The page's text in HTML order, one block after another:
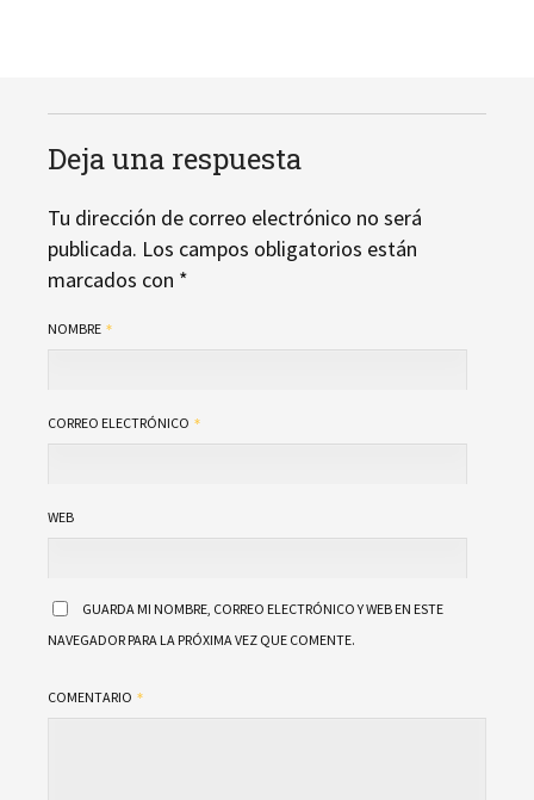
Deja una respuesta
Tu dirección de correo electrónico no será
publicada. Los campos obligatorios están
marcados con *
NOMBRE
CORREO ELECTRÓNICO
WEB
GUARDA MI NOMBRE, CORREO ELECTRÓNICO Y WEB EN ESTE
NAVEGADOR PARA LA PRÓXIMA VEZ QUE COMENTE.
COMENTARIO